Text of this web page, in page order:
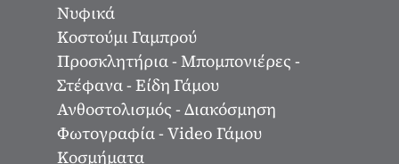
Νυφικά
Κοστούμι Γαμπρού
Προσκλητήρια - Μπομπονιέρες -
Στέφανα - Είδη Γάμου
Ανθοστολισμός - Διακόσμηση
Φωτογραφία - Video Γάμου
Κοσμήματα